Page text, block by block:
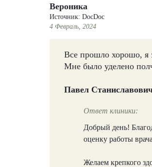
Вероника
Источник: DocDoc
4 Февраль, 2024
Все прошло хорошо, я
Мне было уделено
Павел
Ответ клиники:
Добрый день!
оценку работы врача
Желаем крепкого